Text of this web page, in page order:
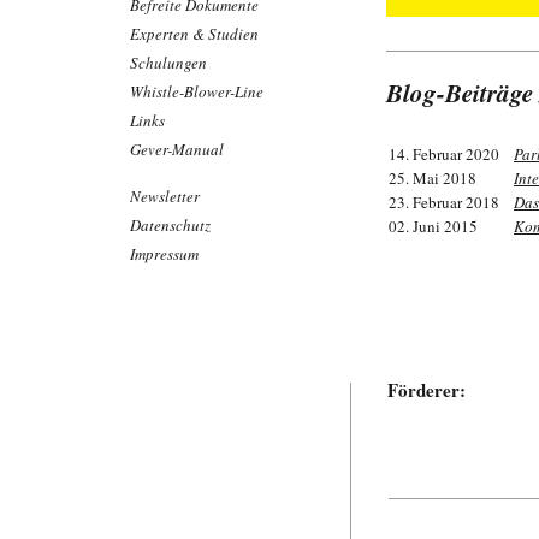
Befreite Dokumente
Experten & Studien
Schulungen
Whistle-Blower-Line
Links
Gever-Manual
Newsletter
Datenschutz
Impressum
Blog-
14. Februar 2020
25. Mai 2018
23. Februar 2018
02. Juni 2015
Förderer: